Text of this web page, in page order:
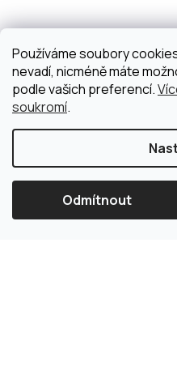
Používáme soubory
nevadí, nicméně máte
podle vašich preferencí.
soukromí.
Odmítnout